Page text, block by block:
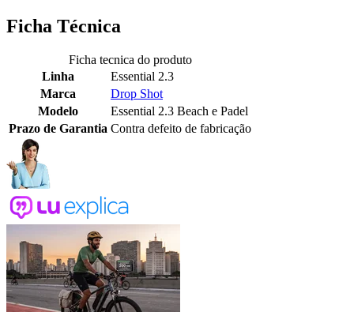
Ficha Técnica
Ficha tecnica do produto
Linha
Essential 2.3
Marca
Drop Shot
Modelo
Essential 2.3 Beach e Padel
Prazo de Garantia Contra defeito de fabricação